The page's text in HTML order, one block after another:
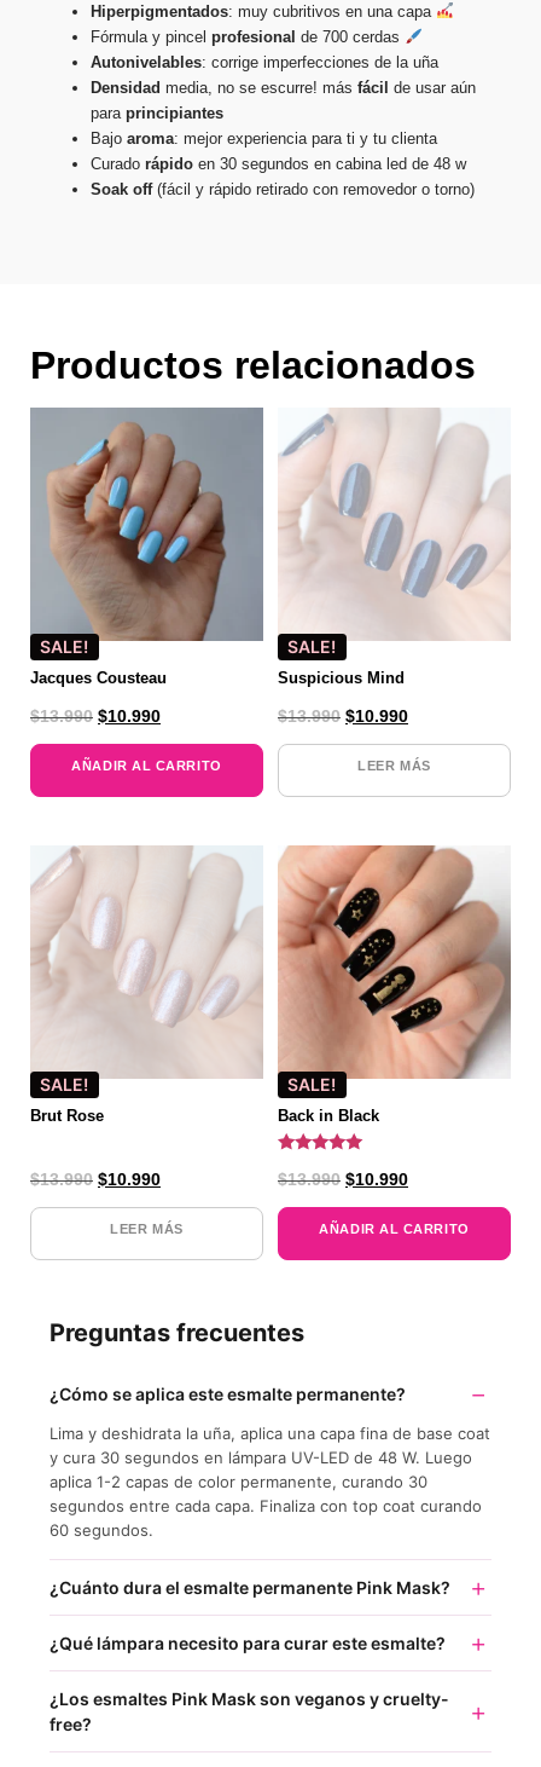
Hiperpigmentados: muy cubritivos en una capa
Fórmula y pincel profesional de 700 cerdas
Autonivelables: corrige imperfecciones de la uña
Densidad media, no se escurre! más fácil de usar aún
para principiantes
Bajo aroma: mejor experiencia para ti y tu clienta
Curado rápido en 30 segundos en cabina led de 48 w
Soak off(fácil y rápido retirado con removedor o torno)
Productos relacionados
SALE!
Jacques Cousteau
$13.990 $10.990
AÑADIR AL CARRITO
SALE!
Suspicious Mind
$13.990 $10.990
LEER MÁS
SALE!
Brut Rose
$13.990 $10.990
LEER MÁS
SALE!
Back in Black
con
de 5
$13.990 $10.990
AÑADIR AL CARRITO
Preguntas frecuentes
¿Cómo se aplica este esmalte permanente?
Lima y deshidrata la uña, aplica una capa fina de base coat
y cura 30 segundos en lámpara UV-LED de 48 W. Luego
aplica 1-2 capas de color permanente, curando 30
segundos entre cada capa. Finaliza con top coat curando
60 segundos.
¿Cuánto dura el esmalte permanente Pink Mask?
¿Qué lámpara necesito para curar este esmalte?
¿Los esmaltes Pink Mask son veganos y cruelty-
free?